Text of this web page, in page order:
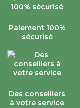
Paiement 100%
sécurisé
Des conseillers
à votre service